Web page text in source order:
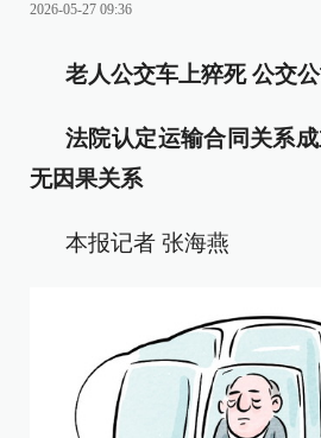
2026-05-27 09:36
老人公交车上猝死 公交
法院认定运输合同关系
无因果关系
本报记者 张海燕